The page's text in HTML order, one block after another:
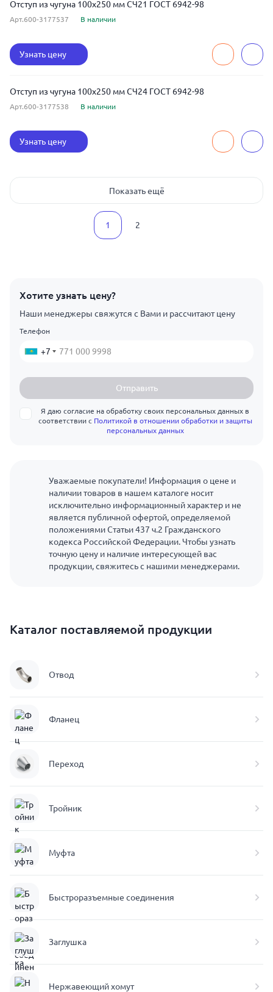
Отступ из чугуна 100x250 мм СЧ21 ГОСТ 6942-98
Арт.600-3177537 В наличии
Узнать цену
Отступ из чугуна 100x250 мм СЧ24 ГОСТ 6942-98
Арт.600-3177538 В наличии
Узнать цену
Показать ещё
1 2
Хотите узнать цену?
Наши менеджеры свяжутся с Вами и рассчитают цену
Телефон
+7
Отправить
Я даю согласие на обработку своих персональных данных в
соответствии с Политикой в отношении обработки и защиты
персональных данных
Уважаемые покупатели! Информация о цене и
наличии товаров в нашем каталоге носит
исключительно информационный характер и не
является публичной офертой, определяемой
положениями Статьи 437 ч.2 Гражданского
кодекса Российской Федерации. Чтобы узнать
точную цену и наличие интересующей вас
продукции, свяжитесь с нашими менеджерами.
Каталог поставляемой продукции
Отвод
Фланец
Переход
Тройник
Муфта
Быстроразъемные соединения
Заглушка
Нержавеющий хомут